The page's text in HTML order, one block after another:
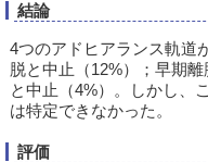
結論
4つのアドヒアランス軌道
脱と中止（12%）；早期
と中止（4%）。しかし、
は特定できなかった。
評価